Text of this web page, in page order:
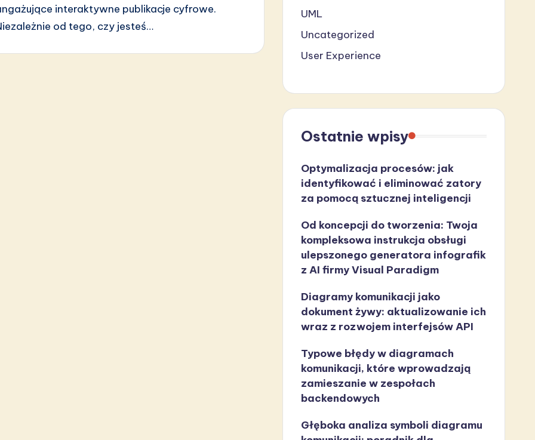
interaktywne publikacje cyfrowe.
od tego, czy jesteś…
UML
Uncategorized
User Experience
Ostatnie wpisy
Optymalizacja procesów: jak
identyfikować i eliminować zatory
za pomocą sztucznej inteligencji
Od koncepcji do tworzenia: Twoja
kompleksowa instrukcja obsługi
ulepszonego generatora infografik
z AI firmy Visual Paradigm
Diagramy komunikacji jako
dokument żywy: aktualizowanie ich
wraz z rozwojem interfejsów API
Typowe błędy w diagramach
komunikacji, które wprowadzają
zamieszanie w zespołach
backendowych
Głęboka analiza symboli diagramu